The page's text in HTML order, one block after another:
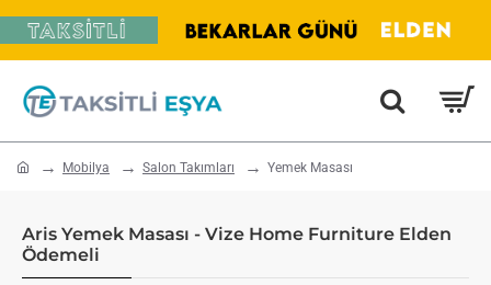
home Mobilya Salon Takımları Yemek Masası
Aris Yemek Masası - Vize Home Furniture Elden
Ödemeli